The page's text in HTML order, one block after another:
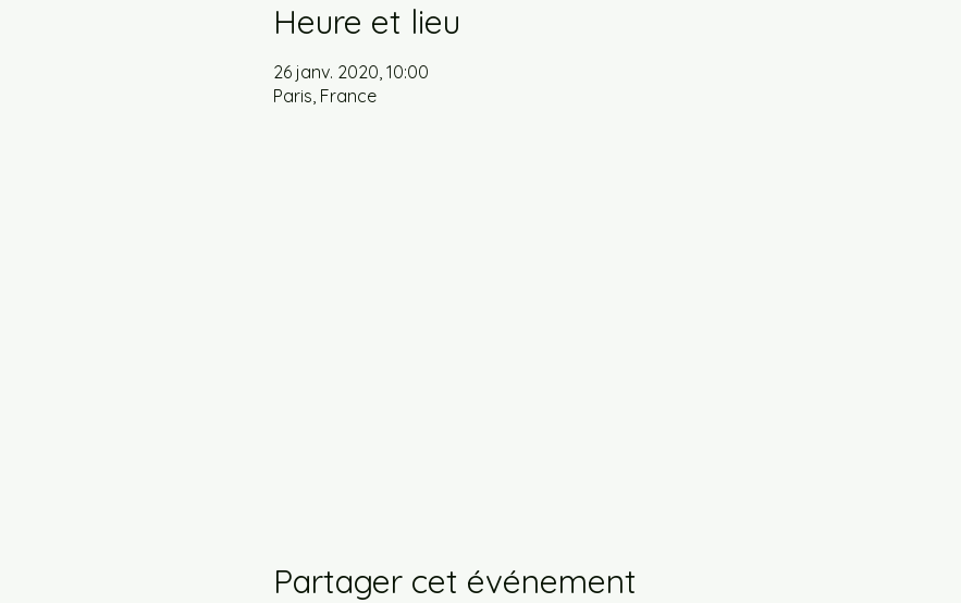
Heure et lieu
26 janv. 2020, 10:00
Paris, France
Partager cet événement